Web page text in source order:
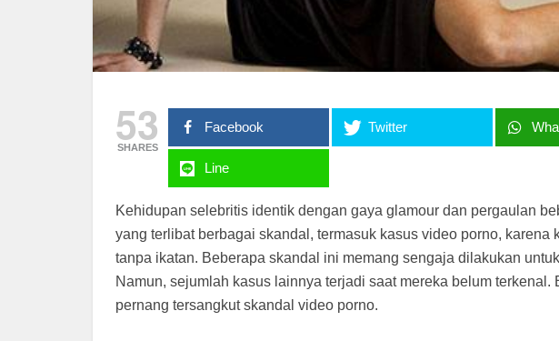
53
SHARES
Facebook Twitter
Line
Kehidupan selebritis identik dengan gaya glamour dan pergaulan
yang terlibat berbagai skandal, termasuk kasus video porno, karena
tanpa ikatan. Beberapa skandal ini memang sengaja dilakukan
Namun, sejumlah kasus lainnya terjadi saat mereka belum terkenal.
pernang tersangkut skandal video porno.